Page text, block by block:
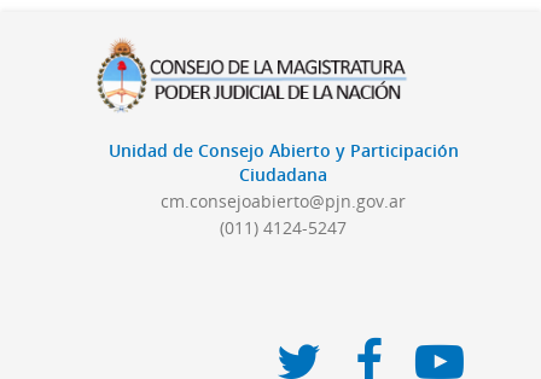
Unidad de Consejo Abierto y Participación
Ciudadana
cm.consejoabierto@pjn.gov.ar
(011) 4124-5247